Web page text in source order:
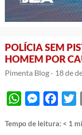
POLÍCIA SEM
HOMEM POR
Pimenta Blog - 18 de
WhatsAppMessenger
Tempo de leitura: < 1